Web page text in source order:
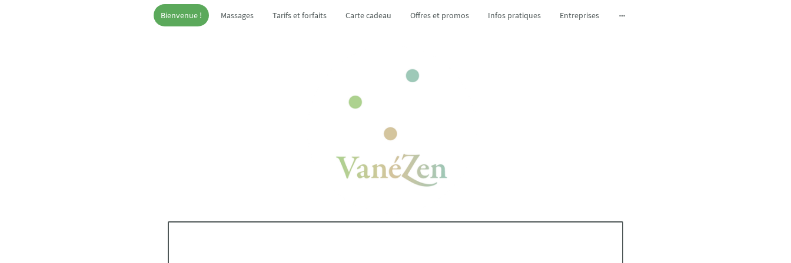
Bienvenue ! Massages Tarifs et forfaits Carte cadeau Offres et promos Infos pratiques Entreprises